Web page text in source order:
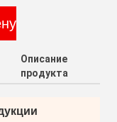
Описание
продукта